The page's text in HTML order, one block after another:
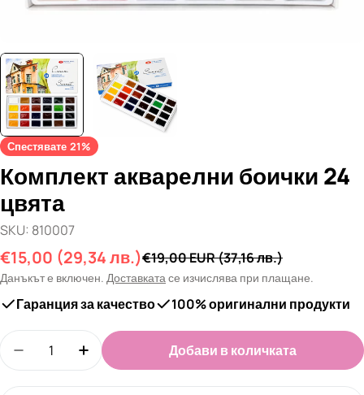
Спестявате 21%
Комплект акварелни боички 24
цвята
SKU: 810007
Промо
цена
€15,00 (29,34 лв.)
Редовна
цена
€19,00 EUR(37,16 лв.)
Данъкът е включен. Доставката се изчислява при плащане.
Гаранция за качество 100% оригинални продукти
Количество
Намали количеството за Комплект акварелни
Увеличи количеството за Комплект
Добави в количката